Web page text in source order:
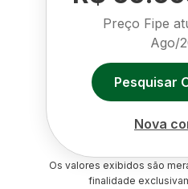
Preço Fipe
Ago/
Pesquisar
Nova
Os valores exibidos são
finalidade